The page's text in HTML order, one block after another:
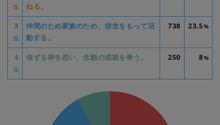
位
ねる。
3
位
仲間のため家族のため、信念をもって活
動する。
738 23.5%
4
位
信ずる神を思い、念願の成就を希う。 250 8%